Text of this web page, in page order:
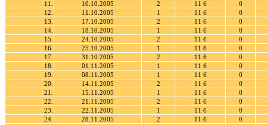
11.
10.10.2005 2 11 б
0
12.
11.10.2005 1 11 б
0
13.
17.10.2005 2 11 б
0
14.
18.10.2005 1 11 б
0
15.
24.10.2005 2 11 б
0
16.
25.10.2005 1 11 б
0
17.
31.10.2005 2 11 б
0
18.
01.11.2005 1 11 б
0
19.
08.11.2005 1 11 б
0
20.
14.11.2005 2 11 б
0
21.
15.11.2005 1 11 б
0
22.
21.11.2005 2 11 б
0
23.
22.11.2005 1 11 б
0
24.
28.11.2005 2 11 б
0